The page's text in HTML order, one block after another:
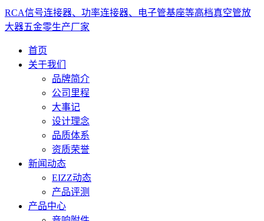
RCA信号连接器、功率连接器、电子管基座等高档真空管放
大器五金零生产厂家
首页
关于我们
品牌简介
公司里程
大事记
设计理念
品质体系
资质荣誉
新闻动态
EIZZ动态
产品评测
产品中心